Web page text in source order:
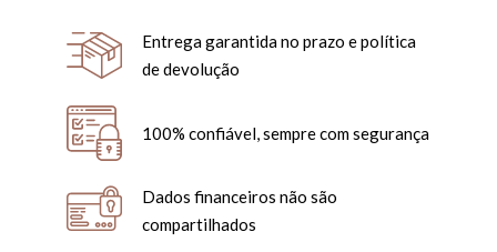
Entrega garantida no prazo e política
de devolução
100% confiável, sempre com segurança
Dados financeiros não são
compartilhados